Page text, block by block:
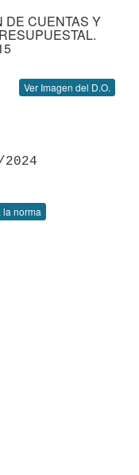
DE CUENTAS Y
Ver Imagen del D.O.
la norma